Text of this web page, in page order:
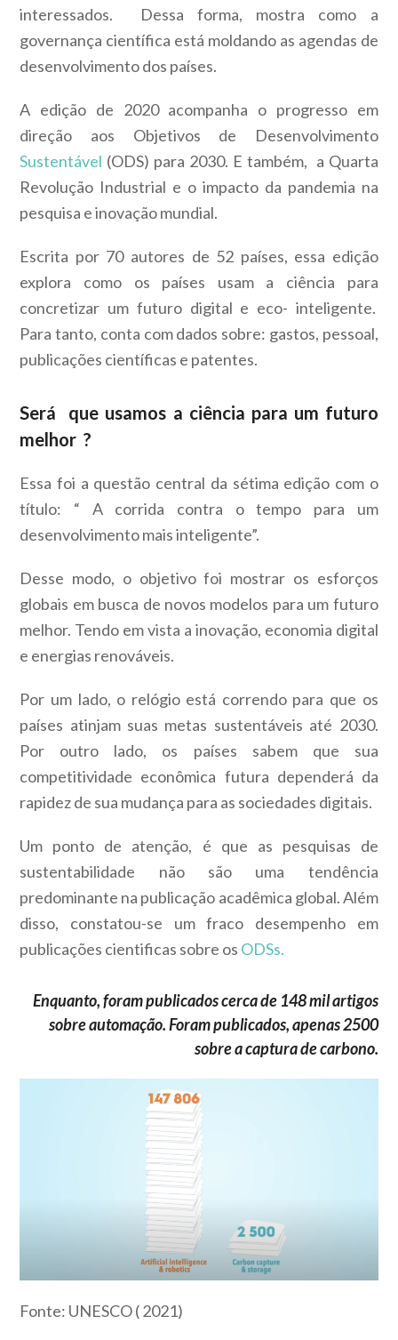
interessados. Dessa forma, mostra como a
governança científica está moldando as agendas de
desenvolvimento dos países.
A edição de 2020 acompanha o progresso em
direção aos Objetivos de Desenvolvimento
Sustentável (ODS) para 2030. E também, a Quarta
Revolução Industrial e o impacto da pandemia na
pesquisa e inovação mundial.
Escrita por 70 autores de 52 países, essa edição
explora como os países usam a ciência para
concretizar um futuro digital e eco- inteligente.
Para tanto, conta com dados sobre: gastos, pessoal,
publicações científicas e patentes.
Será que usamos a ciência para um futuro
melhor ?
Essa foi a questão central da sétima edição com o
título: “ A corrida contra o tempo para um
desenvolvimento mais inteligente”.
Desse modo, o objetivo foi mostrar os esforços
globais em busca de novos modelos para um futuro
melhor. Tendo em vista a inovação, economia digital
e energias renováveis.
Por um lado, o relógio está correndo para que os
países atinjam suas metas sustentáveis até 2030.
Por outro lado, os países sabem que sua
competitividade econômica futura dependerá da
rapidez de sua mudança para as sociedades digitais.
Um ponto de atenção, é que as pesquisas de
sustentabilidade não são uma tendência
predominante na publicação acadêmica global. Além
disso, constatou-se um fraco desempenho em
publicações cientificas sobre os ODSs.
Enquanto, foram publicados cerca de 148 mil artigos
sobre automação. Forampublicados, apenas 2500
sobre a captura decarbono.
Fonte: UNESCO ( 2021)